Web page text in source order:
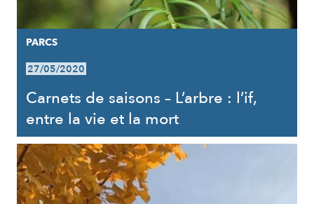
PARCS
27/05/2020
Carnets de saisons – L’arbre : l’if,
entre la vie et la mort